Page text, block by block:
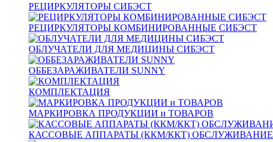
РЕЦИРКУЛЯТОРЫ СИБЭСТ
РЕЦИРКУЛЯТОРЫ КОМБИНИРОВАННЫЕ СИБЭСТ
ОБЛУЧАТЕЛИ ДЛЯ МЕДИЦИНЫ СИБЭСТ
ОББЕЗАРАЖИВАТЕЛИ SUNNY
КОМПЛЕКТАЦИЯ
МАРКИРОВКА ПРОДУКЦИИ и ТОВАРОВ
КАССОВЫЕ АППАРАТЫ (ККМ/ККТ) ОБСЛУЖИВАНИЕ